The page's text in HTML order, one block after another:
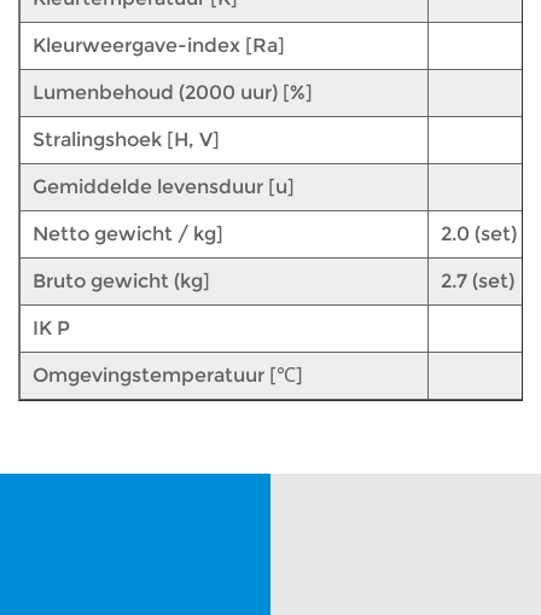
Kleurweergave-index [Ra]
Lumenbehoud (2000 uur) [%]
Stralingshoek [H, V]
Gemiddelde levensduur [u]
Netto gewicht / kg] 2.0 (set)
Bruto gewicht (kg] 2.7 (set)
IK P
Omgevingstemperatuur [℃]